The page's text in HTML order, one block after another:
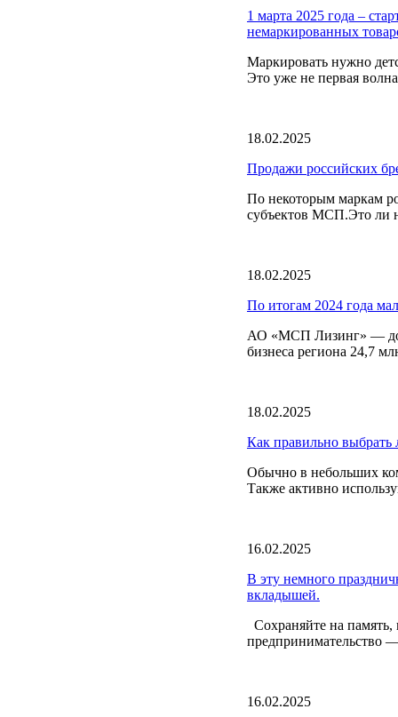
1 марта 2025 года –
немаркированных
Маркировать нужно
Это уже не первая
18.02.2025
Продажи российских
По некоторым маркам
субъектов МСП.Это ли
18.02.2025
По итогам 2024 года
АО «МСП Лизинг» —
бизнеса региона 24,7
18.02.2025
Как правильно выбрать
Обычно в небольших
Также активно
16.02.2025
В эту немного
вкладышей.
Сохраняйте на память,
предпринимательство
16.02.2025